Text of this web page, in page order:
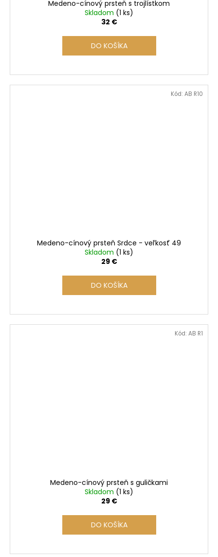
Medeno-cínový prsteň s trojlístkom
Skladom (1 ks)
32 €
DO KOŠÍKA
Medeno-cínový prsteň Srdce - veľkosť 49
Skladom (1 ks)
29 €
DO KOŠÍKA
Kód: AB R10
Medeno-cínový prsteň s guličkami
Skladom (1 ks)
29 €
DO KOŠÍKA
Kód: AB R1